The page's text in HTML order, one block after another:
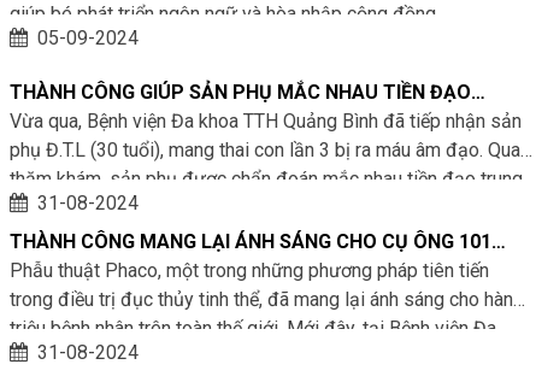
giúp bé phát triển ngôn ngữ và hòa nhập cộng đồng
05-09-2024
THÀNH CÔNG GIÚP SẢN PHỤ MẮC NHAU TIỀN ĐẠO
TRUNG TÂM VƯỢT CẠN AN TOÀN
Vừa qua, Bệnh viện Đa khoa TTH Quảng Bình đã tiếp nhận sản
phụ Đ.T.L (30 tuổi), mang thai con lần 3 bị ra máu âm đạo. Qua
thăm khám, sản phụ được chẩn đoán mắc nhau tiền đạo trung
tâm có nguy cơ sinh non. Vì thai chỉ mới được 33 tuần 1 ngày
nên bác sĩ chỉ định sản phụ nhập viện và điều trị tại phòng
chăm sóc đặc biệt.
31-08-2024
THÀNH CÔNG MANG LẠI ÁNH SÁNG CHO CỤ ÔNG 101
TUỔI BẰNG PHƯƠNG PHÁP PHẪU THUẬT PHACO
Phẫu thuật Phaco, một trong những phương pháp tiên tiến
trong điều trị đục thủy tinh thể, đã mang lại ánh sáng cho hàng
triệu bệnh nhân trên toàn thế giới. Mới đây, tại Bệnh viện Đa
khoa TTH Quảng Bình, đội ngũ y bác sĩ đã thực hiện thành công
31-08-2024